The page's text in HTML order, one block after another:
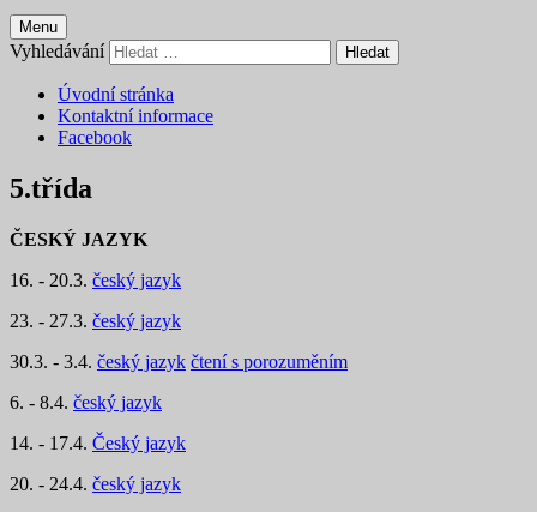
Menu
Vyhledávání
Úvodní stránka
Kontaktní informace
Facebook
5.třída
ČESKÝ JAZYK
16. - 20.3. český jazyk
23. - 27.3. český jazyk
30.3. - 3.4. český jazyk čtení s porozuměním
6. - 8.4. český jazyk
14. - 17.4. Český jazyk
20. - 24.4. český jazyk